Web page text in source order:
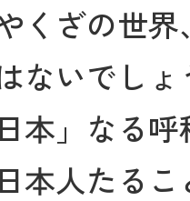
くざの世
ないでし
本」なる
本人たる